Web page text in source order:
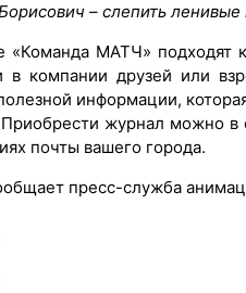
– слепить ленивые
«Команда МАТЧ» подходят
в компании друзей или
информации,
журнал можно в
почты вашего города.
пресс-служба